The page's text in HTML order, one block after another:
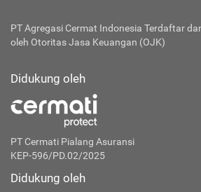
PT Agregasi Cermat Indonesia Terdaftar
oleh Otoritas Jasa Keuangan (OJK)
Didukung oleh
PT Cermati Pialang Asuransi
KEP-596/PD.02/2025
Didukung oleh